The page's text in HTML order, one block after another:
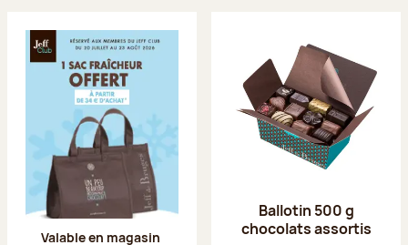
Valable en magasin
Ballotin 500 g
chocolats assortis